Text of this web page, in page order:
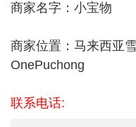
商家名字：小宝物
商家位置：马来西亚
OnePuchong
联系电话: